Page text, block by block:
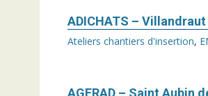
ADICHATS – Villandraut
Ateliers chantiers d'insertion,
AGERAD – Saint Aubin